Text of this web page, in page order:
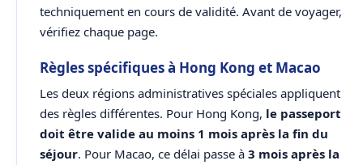
techniquement en cours de validité. Avant de voyager,
vérifiez chaque page.
Règles spécifiques à Hong Kong et Macao
Les deux régions administratives spéciales appliquent
des règles différentes. Pour Hong Kong, le passeport
doit être valide au moins 1 mois après la fin du
séjour. Pour Macao, ce délai passe à 3 mois après la